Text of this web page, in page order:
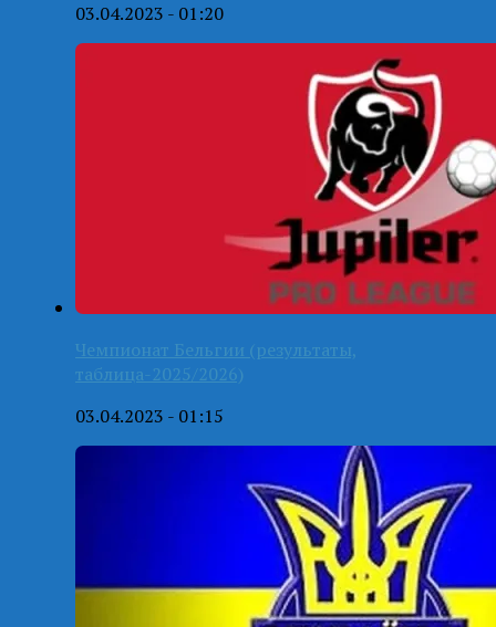
03.04.2023 - 01:20
Чемпионат Бельгии (результаты,
таблица-2025/2026)
03.04.2023 - 01:15